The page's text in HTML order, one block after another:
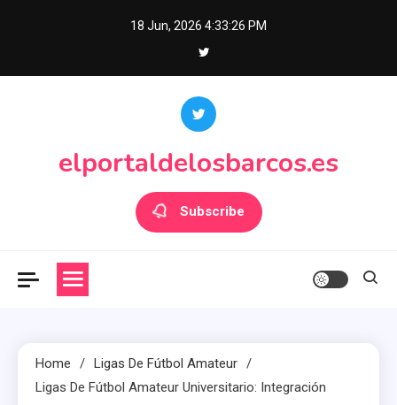
18 Jun, 2026 4:33:28 PM
elportaldelosbarcos.es
Subscribe
Home
Ligas De Fútbol Amateur
Ligas De Fútbol Amateur Universitario: Integración